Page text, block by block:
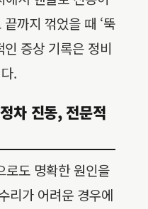
끝까지 꺾었을 때 ‘뚝
인 증상 기록은 정비
.
차 진동, 전문적
로도 명확한 원인을
리가 어려운 경우에